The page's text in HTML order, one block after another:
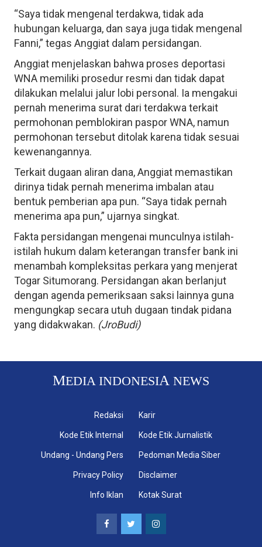
“Saya tidak mengenal terdakwa, tidak ada
hubungan keluarga, dan saya juga tidak mengenal
Fanni,” tegas Anggiat dalam persidangan.
Anggiat menjelaskan bahwa proses deportasi
WNA memiliki prosedur resmi dan tidak dapat
dilakukan melalui jalur lobi personal. Ia mengakui
pernah menerima surat dari terdakwa terkait
permohonan pemblokiran paspor WNA, namun
permohonan tersebut ditolak karena tidak sesuai
kewenangannya.
Terkait dugaan aliran dana, Anggiat memastikan
dirinya tidak pernah menerima imbalan atau
bentuk pemberian apa pun. “Saya tidak pernah
menerima apa pun,” ujarnya singkat.
Fakta persidangan mengenai munculnya istilah-
istilah hukum dalam keterangan transfer bank ini
menambah kompleksitas perkara yang menjerat
Togar Situmorang. Persidangan akan berlanjut
dengan agenda pemeriksaan saksi lainnya guna
mengungkap secara utuh dugaan tindak pidana
yang didakwakan. (JroBudi)
MEDIA INDONESIA NEWS
Redaksi
Kode Etik Internal
Undang - Undang Pers
Privacy Policy
Info Iklan
Karir
Kode Etik Jurnalistik
Pedoman Media Siber
Disclaimer
Kotak Surat